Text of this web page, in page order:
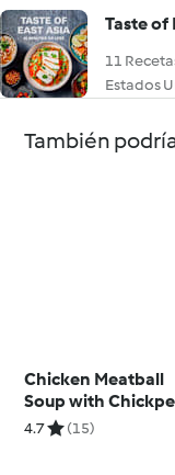
Taste of
11
Estados
También
Chicken Meatball
Soup with
4.7 (15)